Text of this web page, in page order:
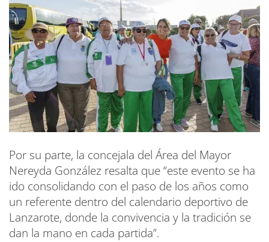
Por su parte, la concejala del Área del Mayor
Nereyda González resalta que “este evento se ha
ido consolidando con el paso de los años como
un referente dentro del calendario deportivo de
Lanzarote, donde la convivencia y la tradición se
dan la mano en cada partida”.